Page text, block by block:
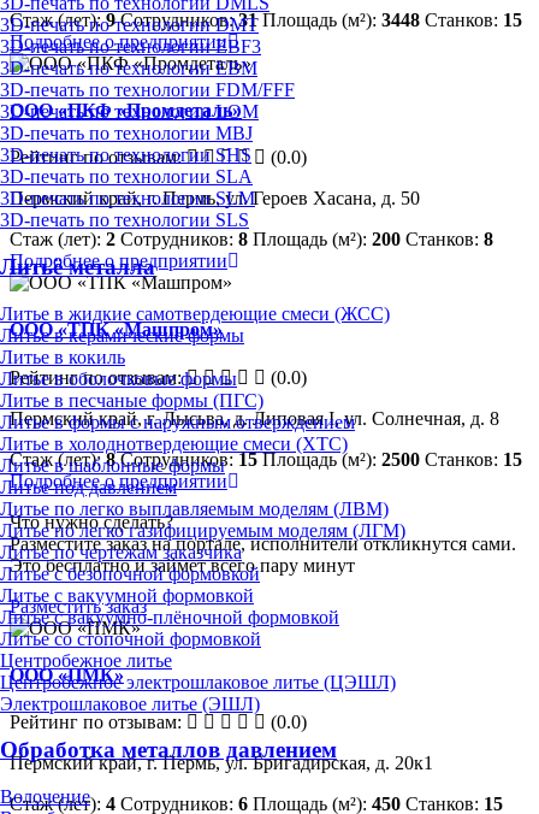
3D-печать по технологии DMT
3D-печать по технологии EBF3
3D-печать по технологии EBM
3D-печать по технологии FDM/FFF
3D-печать по технологии LOM
3D-печать по технологии MBJ
3D-печать по технологии SHS
3D-печать по технологии SLA
3D-печать по технологии SLM
3D-печать по технологии SLS
Литьё металла
Литье в жидкие самотвердеющие смеси (ЖСС)
Литье в керамические формы
Литье в кокиль
Литье в оболочковые формы
Литье в песчаные формы (ПГС)
Литье в формы с наружным отверждением
Литье в холоднотвердеющие смеси (ХТС)
Литье в шаблонные формы
Литье под давлением
Литье по легко выплавляемым моделям (ЛВМ)
Литье по легко газифицируемым моделям (ЛГМ)
Литье по чертежам заказчика
Литье с безопочной формовкой
Литье с вакуумной формовкой
Литье с вакуумно-плёночной формовкой
Литье со стопочной формовкой
Центробежное литье
Центробежное электрошлаковое литье (ЦЭШЛ)
Электрошлаковое литье (ЭШЛ)
Обработка металлов давлением
Волочение
Стаж (лет):9 Сотрудников:31 Площадь (м²): 3448 Станков: 15
Подробнее о предприятии
ООО «ПКФ «Промдеталь»
Рейтинг по отзывам:
(0.0)
Пермский край, г. Пермь, ул. Героев Хасана, д. 50
Стаж (лет): 2 Сотрудников: 8 Площадь (м²): 200 Станков: 8
Подробнее о предприятии
ООО «ТПК «Машпром»
Рейтинг по отзывам:
(0.0)
Пермский край, г. Лысьва, д. Липовая I, ул. Солнечная, д. 8
Стаж (лет):8 Сотрудников:15 Площадь (м²): 2500 Станков: 15
Подробнее о предприятии
Что нужно сделать?
Разместите заказ на портале, исполнители откликнутся сами.
Это бесплатно и займет всего пару минут
Разместить заказ
ООО «ПМК»
Рейтинг по отзывам:
(0.0)
Пермский край, г. Пермь, ул. Бригадирская, д. 20к1
Стаж (лет): 4 Сотрудников: 6 Площадь (м²): 450 Станков: 15